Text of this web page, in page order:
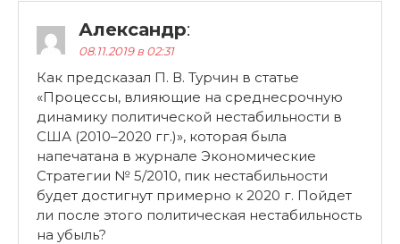
Александр:
08.11.2019 в 02:31
Как предсказал П. В. Турчин в статье
«Процессы, влияющие на среднесрочную
динамику политической нестабильности в
США (2010–2020 гг.)», которая была
напечатана в журнале Экономические
Стратегии № 5/2010, пик нестабильности
будет достигнут примерно к 2020 г. Пойдет
ли после этого политическая нестабильность
на убыль?